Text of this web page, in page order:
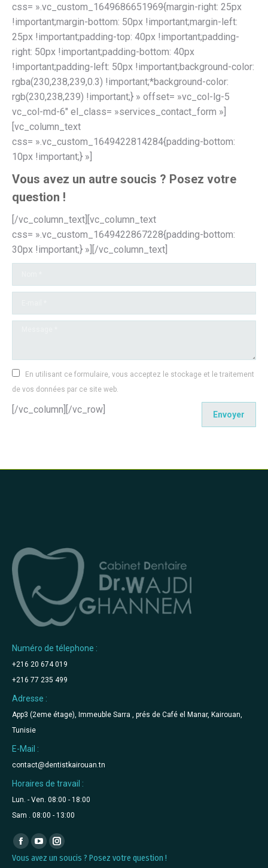
css= ».vc_custom_1649686651969{margin-right: 25px
!important;margin-bottom: 50px !important;margin-left:
25px !important;padding-top: 40px !important;padding-
right: 50px !important;padding-bottom: 40px
!important;padding-left: 50px !important;background-color:
rgba(230,238,239,0.3) !important;*background-color:
rgb(230,238,239) !important;} » offset= »vc_col-lg-5
vc_col-md-6″ el_class= »services_contact_form »]
[vc_column_text
css= ».vc_custom_1649422814284{padding-bottom:
10px !important;} »]
Vous avez un autre soucis ? Posez votre
question !
[/vc_column_text][vc_column_text
css= ».vc_custom_1649422867228{padding-bottom:
30px !important;} »][/vc_column_text]
En utilisant ce formulaire, vous acceptez le stockage et le traitement
de vos données par ce site web.
Envoyer
[/vc_column][/vc_row]
Numéro de télephone :
+216 20 674 019
+216 77 235 499
Adresse :
App3 (2eme étage), Immeuble Sarra , prés de Café el Manar, Kairouan,
Tunisie
E-Mail :
contact@dentistkairouan.tn
Horaires de travail :
Lun. - Ven. 08:00 - 18:00
Sam . 08:00 - 13:00
Retrouvez-nous sur :
La
page
La
page
La
page
Vous avez un soucis ? Posez votre question !